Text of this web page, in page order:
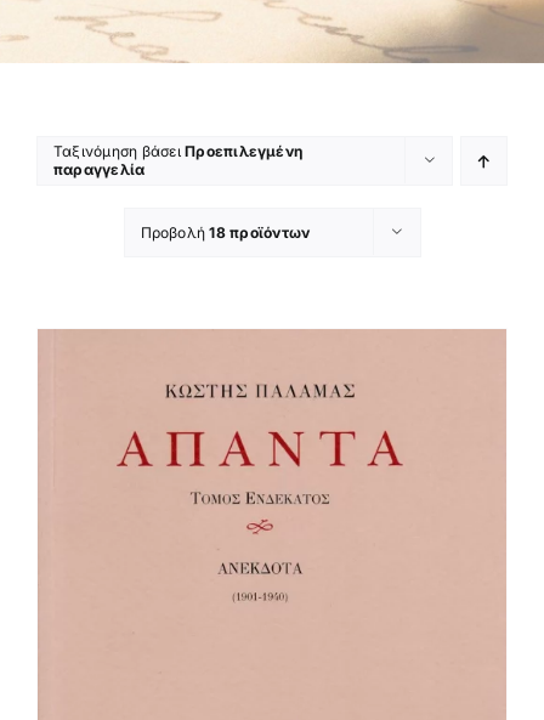
Ταξινόμηση βάσειΠροεπιλεγμένη
παραγγελία
Προβολή18 προϊόντων